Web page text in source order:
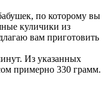
по которому вы
куличики из
вам приготовить
Из указанных
примерно 330 грамм.